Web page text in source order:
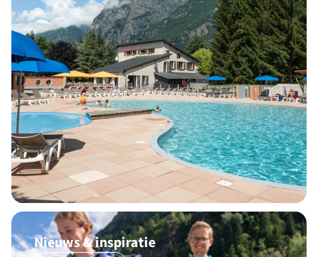
Nieuws & inspiratie